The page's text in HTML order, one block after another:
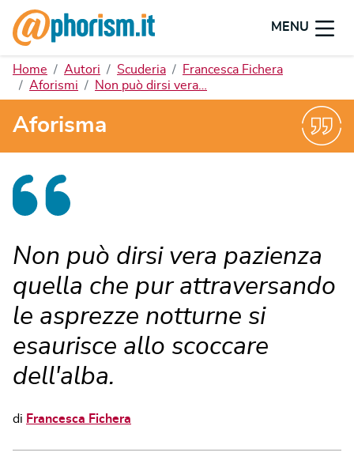
MENU
Home Autori Scuderia
Francesca Fichera
Aforismi
Non può dirsi vera…
Aforisma
Non può dirsi vera pazienza
quella che pur attraversando
le asprezze notturne si
esaurisce allo scoccare
dell'alba.
di Francesca Fichera